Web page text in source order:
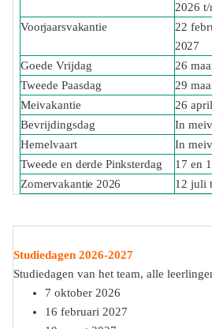
2026 t/
Voorjaarsvakantie
22
2027
Goede Vrijdag
26
Tweede Paasdag
29
Meivakantie
26
Bevrijdingsdag
In
Hemelvaart
In
Tweede en derde Pinksterdag
17 en
Zomervakantie 2026 12 juli
Studiedagen 2026-2027
Studiedagen van het team, alle
7 oktober 2026
16 februari 2027